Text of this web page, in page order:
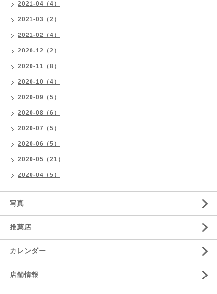
2021-04（4）
2021-03（2）
2021-02（4）
2020-12（2）
2020-11（8）
2020-10（4）
2020-09（5）
2020-08（6）
2020-07（5）
2020-06（5）
2020-05（21）
2020-04（5）
写真
推薦店
カレンダー
店舗情報